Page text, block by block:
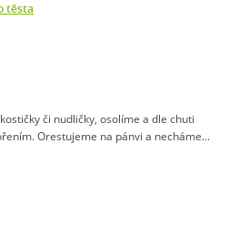
těsta
či nudličky, osolíme a dle chuti
Orestujeme na pánvi a necháme...